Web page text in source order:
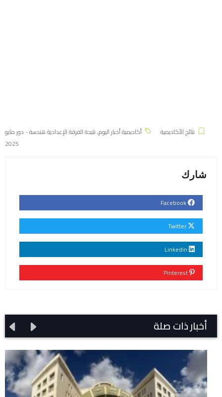
نتائج الأكاديمية أكاديمية أخبار اليوم,نتيجة الفرقة الإعدادية هندسة - دور مايو
2025
شارك
Twitter
أخبار ذات صلة